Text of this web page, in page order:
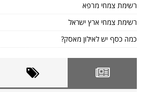
רשימת צמחי מרפא
רשימת צמחי ארץ ישראל
כמה כסף יש לאילון מאסק?